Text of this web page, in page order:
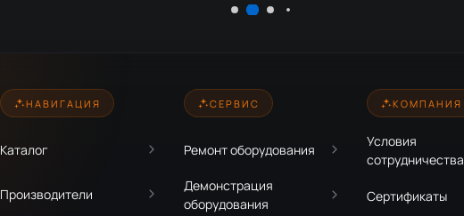
НАВИГАЦИЯ
Каталог
Производители
СЕРВИС
Ремонт оборудования
Демонстрация
оборудования
КОМПАНИЯ
Условия
сотрудничества
Сертификаты